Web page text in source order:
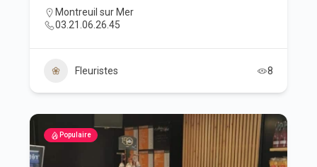
Montreuil sur Mer
03.21.06.26.45
Fleuristes 8
Populaire